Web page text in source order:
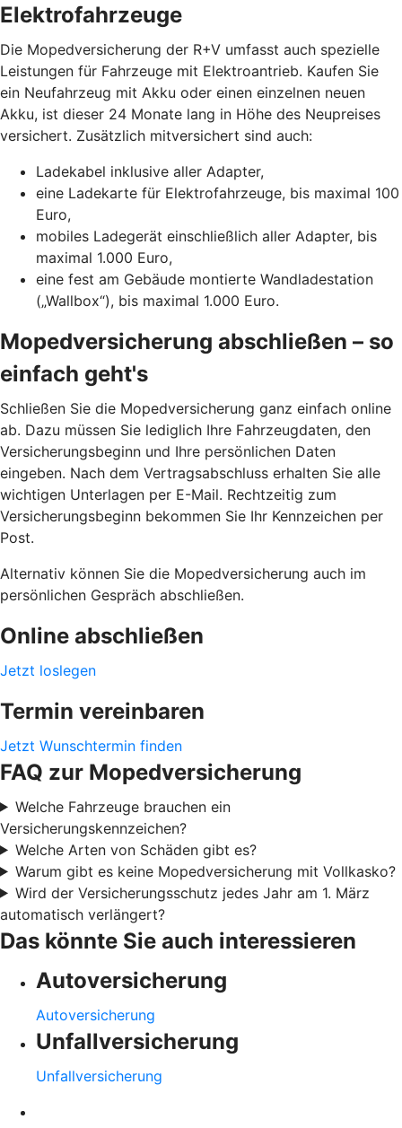
Elektrofahrzeuge
Die Mopedversicherung der R+V umfasst auch spezielle
Leistungen für Fahrzeuge mit Elektroantrieb. Kaufen Sie
ein Neufahrzeug mit Akku oder einen einzelnen neuen
Akku, ist dieser 24 Monate lang in Höhe des Neupreises
versichert. Zusätzlich mitversichert sind auch:
Ladekabel inklusive aller Adapter,
eine Ladekarte für Elektrofahrzeuge, bis maximal 100
Euro,
mobiles Ladegerät einschließlich aller Adapter, bis
maximal 1.000 Euro,
eine fest am Gebäude montierte Wandladestation
(„Wallbox“), bis maximal 1.000 Euro.
Mopedversicherung abschließen – so
einfach geht's
Schließen Sie die Mopedversicherung ganz einfach online
ab. Dazu müssen Sie lediglich Ihre Fahrzeugdaten, den
Versicherungsbeginn und Ihre persönlichen Daten
eingeben. Nach dem Vertragsabschluss erhalten Sie alle
wichtigen Unterlagen per E-Mail. Rechtzeitig zum
Versicherungsbeginn bekommen Sie Ihr Kennzeichen per
Post.
Alternativ können Sie die Mopedversicherung auch im
persönlichen Gespräch abschließen.
Online abschließen
Jetzt loslegen
Termin vereinbaren
Jetzt Wunschtermin finden
FAQ zur Mopedversicherung
Welche Fahrzeuge brauchen ein
Versicherungskennzeichen?
Welche Arten von Schäden gibt es?
Warum gibt es keine Mopedversicherung mit Vollkasko?
Wird der Versicherungsschutz jedes Jahr am 1. März
automatisch verlängert?
Das könnte Sie auch interessieren
Autoversicherung
Autoversicherung
Unfallversicherung
Unfallversicherung